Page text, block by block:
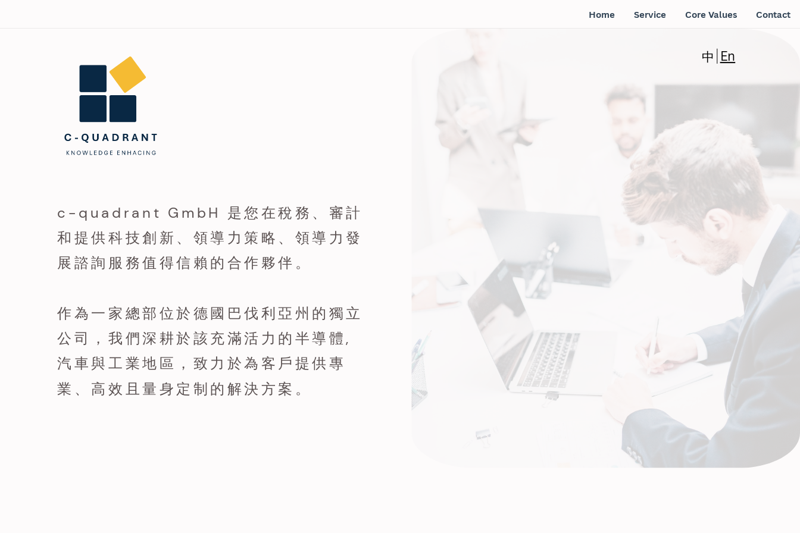
Home Service Core Values Contact
c-quadrant GmbH 是您在稅務、審計
和提供科技創新、領導力策略、領導力發
展諮詢服務值得信賴的合作夥伴。
作為一家總部位於德國巴伐利亞州的獨立
公司，我們深耕於該充滿活力的半導體,
汽車與工業地區，致力於為客戶提供專
業、高效且量身定制的解決方案。
中 En